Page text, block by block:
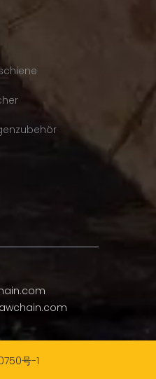
号-1